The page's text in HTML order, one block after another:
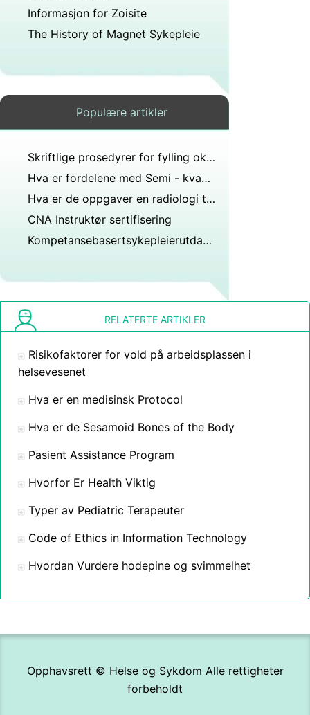
Informasjon for Zoisite
The History of Magnet Sykepleie
Populære artikler
Skriftlige prosedyrer for fylling oksygenflasker
Hva er fordelene med Semi - kvantitativ Urinanalyse Testing
Hva er de oppgaver en radiologi tekniker
CNA Instruktør sertifisering
Kompetansebasertsykepleierutdanning
RELATERTE ARTIKLER
Risikofaktorer for vold på arbeidsplassen i
helsevesenet
Hva er en medisinsk Protocol
Hva er de Sesamoid Bones of the Body
Pasient Assistance Program
Hvorfor Er Health Viktig
Typer av Pediatric Terapeuter
Code of Ethics in Information Technology
Hvordan Vurdere hodepine og svimmelhet
Opphavsrett © Helse og Sykdom Alle rettigheter
forbeholdt